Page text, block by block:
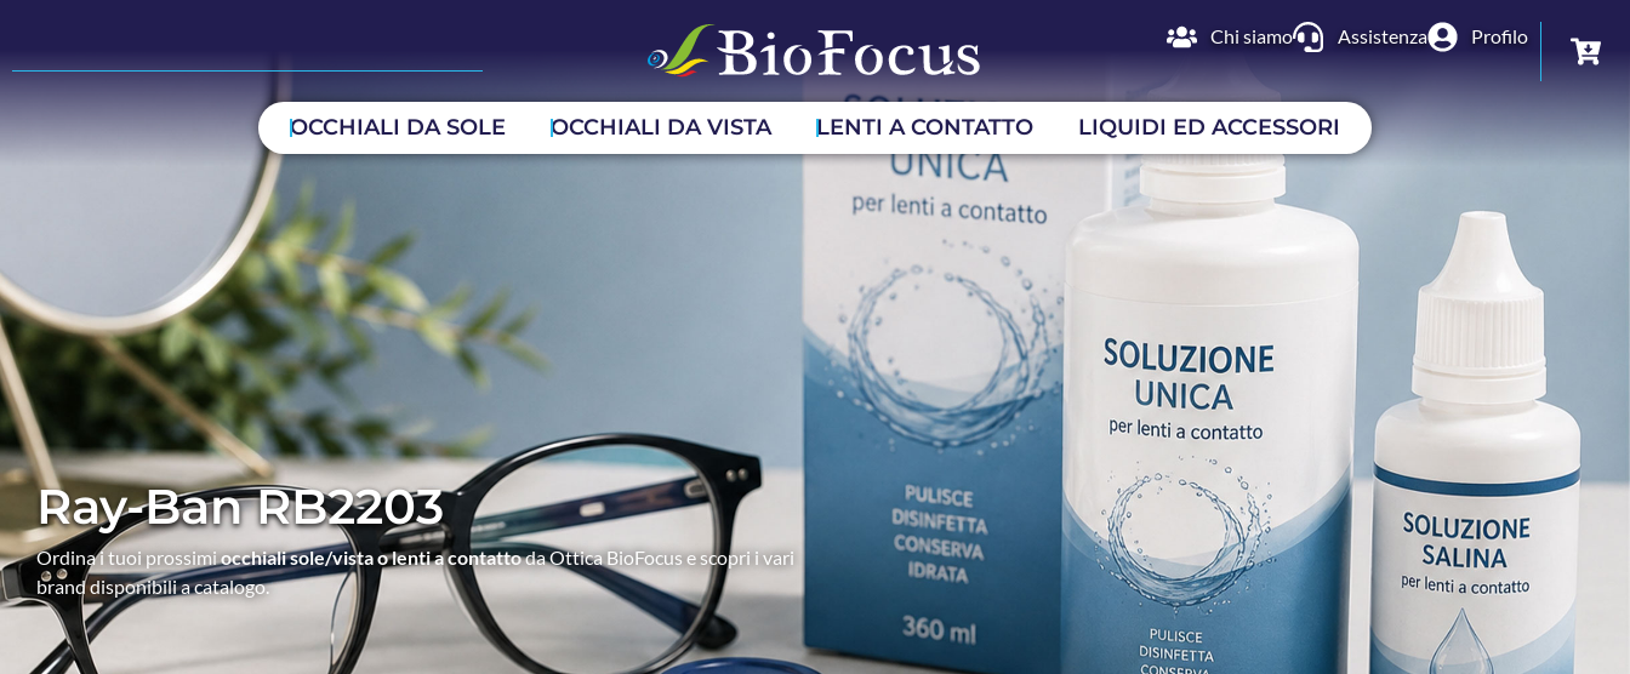
Chi siamo Assistenza Profilo
OCCHIALI DA SOLE OCCHIALI DA VISTA LENTI A CONTATTO LIQUIDI ED ACCESSORI
Ray-Ban RB2203
Ordina i tuoi prossimiocchiali sole/vista o lenti a contattoda Ottica BioFocus e scopri i vari
brand disponibili a catalogo.